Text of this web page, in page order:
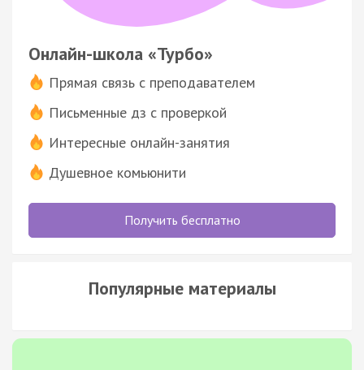
Онлайн-школа «Турбо»
Прямая связь с преподавателем
Письменные дз с проверкой
Интересные онлайн-занятия
Душевное комьюнити
Получить бесплатно
Популярные материалы